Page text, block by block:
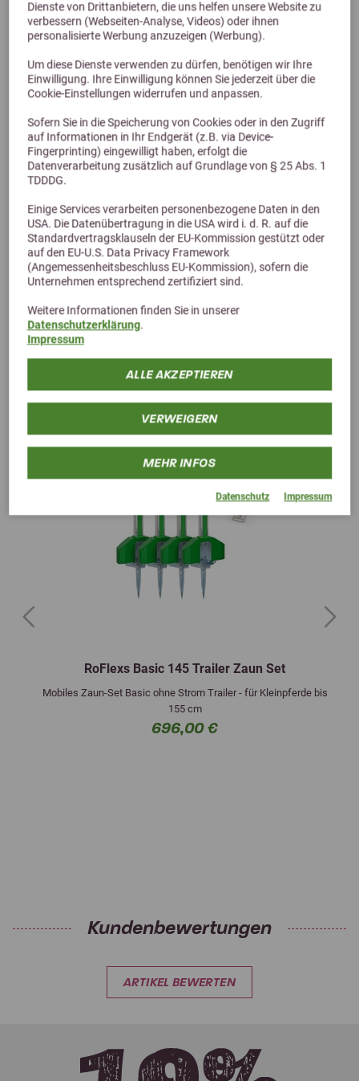
Dienste von Drittanbietern, die uns helfen unsere Website zu
verbessern (Webseiten-Analyse, Videos) oder ihnen
personalisierte Werbung anzuzeigen (Werbung).
Um diese Dienste verwenden zu dürfen, benötigen wir Ihre
Einwilligung. Ihre Einwilligung können Sie jederzeit über die
Cookie-Einstellungen widerrufen und anpassen.
Sofern Sie in die Speicherung von Cookies oder in den Zugriff
auf Informationen in Ihr Endgerät (z.B. via Device-
Fingerprinting) eingewilligt haben, erfolgt die
Datenverarbeitung zusätzlich auf Grundlage von § 25 Abs. 1
TDDDG.
Einige Services verarbeiten personenbezogene Daten in den
USA. Die Datenübertragung in die USA wird i. d. R. auf die
Standardvertragsklauseln der EU-Kommission gestützt oder
auf den EU-U.S. Data Privacy Framework
(Angemessenheitsbeschluss EU-Kommission), sofern die
Unternehmen entsprechend zertifiziert sind.
Weitere Informationen finden Sie in unserer
Datenschutzerklärung.
Impressum
ALLE AKZEPTIEREN
VERWEIGERN
MEHR INFOS
Datenschutz Impressum
RoFlexs Basic 145 Zaun Set
Mobiles Zaun-Set Basic ohne Strom - für Kleinpferde bis 155 cm
637,00 €
Alternative Produkte
RoFlexs Basic 145 Trailer Zaun Set
Mobiles Zaun-Set Basic ohne Strom Trailer - für Kleinpferde bis
155 cm
696,00 €
Previous Next
Kundenbewertungen
ARTIKEL BEWERTEN